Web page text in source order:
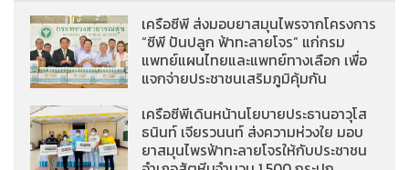
เครือซีพี ส่งมอบยาสมุนไพรจากโครงการ
“ซีพี ปันปลูก ฟ้าทะลายโจร” แก่กรม
แพทย์แผนไทยและแพทย์ทางเลือก เพื่อ
แจกจ่ายประชาชนเสริมภูมิคุ้มกัน
เครือซีพีเดินหน้านโยบายประธานอาวุโส
ธนินท์ เจียรวนนท์ ส่งความห่วงใย มอบ
ยาสมุนไพรฟ้าทะลายโจรให้กับประชาชน